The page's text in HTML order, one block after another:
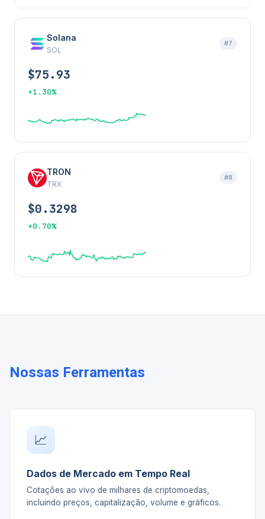
Solana
SOL
#7
$75.93
+1.30%
TRON
TRX
#8
$0.3298
+0.70%
Nossas Ferramentas
📈
Dados de Mercado em Tempo Real
Cotações ao vivo de milhares de criptomoedas,
incluindo preços, capitalização, volume e gráficos.